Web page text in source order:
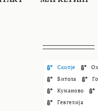
Скопје
Битола
Куманово
Гевгелија